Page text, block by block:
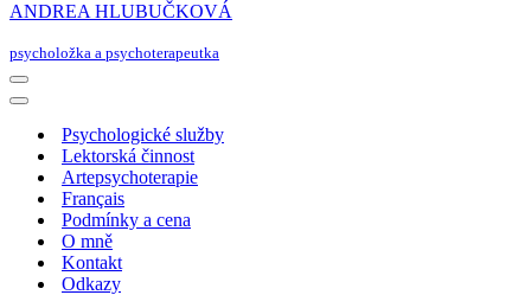
ANDREA HLUBUČKOVÁ
psycholožka a psychoterapeutka
Navigační
menu
Navigační
Psychologické služby
Lektorská činnost
Artepsychoterapie
Français
Podmínky a cena
O mně
Kontakt
Odkazy